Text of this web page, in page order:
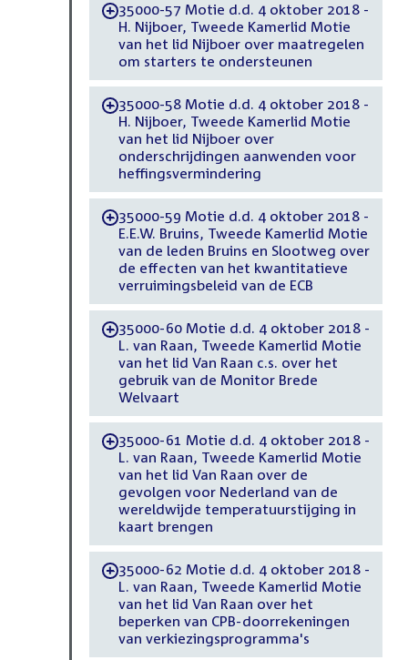
-35000-57 Motie d.d. 4 oktober 2018 -
H. Nijboer, Tweede Kamerlid Motie
van het lid Nijboer over maatregelen
om starters te ondersteunen
-35000-58 Motie d.d. 4 oktober 2018 -
H. Nijboer, Tweede Kamerlid Motie
van het lid Nijboer over
onderschrijdingen aanwenden voor
heffingsvermindering
-35000-59 Motie d.d. 4 oktober 2018 -
E.E.W. Bruins, Tweede Kamerlid Motie
van de leden Bruins en Slootweg over
de effecten van het kwantitatieve
verruimingsbeleid van de ECB
-35000-60 Motie d.d. 4 oktober 2018 -
L. van Raan, Tweede Kamerlid Motie
van het lid Van Raan c.s. over het
gebruik van de Monitor Brede
Welvaart
-35000-61 Motie d.d. 4 oktober 2018 -
L. van Raan, Tweede Kamerlid Motie
van het lid Van Raan over de
gevolgen voor Nederland van de
wereldwijde temperatuurstijging in
kaart brengen
-35000-62 Motie d.d. 4 oktober 2018 -
L. van Raan, Tweede Kamerlid Motie
van het lid Van Raan over het
beperken van CPB-doorrekeningen
van verkiezingsprogramma's